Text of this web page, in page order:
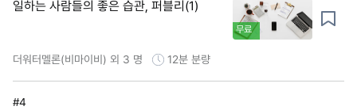
일하는 사람들의 좋은 습관, 퍼블리(1)
무료
더워터멜론(비마이비) 외 3 명 12분 분량
#4